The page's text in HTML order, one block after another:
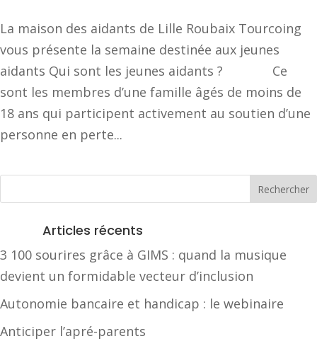
La maison des aidants de Lille Roubaix Tourcoing
vous présente la semaine destinée aux jeunes
aidants Qui sont les jeunes aidants ? Ce
sont les membres d’une famille âgés de moins de
18 ans qui participent activement au soutien d’une
personne en perte...
Articles récents
3 100 sourires grâce à GIMS : quand la musique
devient un formidable vecteur d’inclusion
Autonomie bancaire et handicap : le webinaire
Anticiper l’apré-parents